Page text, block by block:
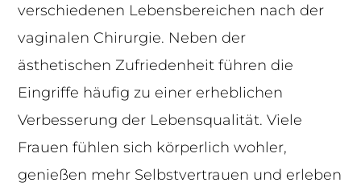
verschiedenen Lebensbereichen nach der
vaginalen Chirurgie. Neben der
ästhetischen Zufriedenheit führen die
Eingriffe häufig zu einer erheblichen
Verbesserung der Lebensqualität. Viele
Frauen fühlen sich körperlich wohler,
genießen mehr Selbstvertrauen und erleben